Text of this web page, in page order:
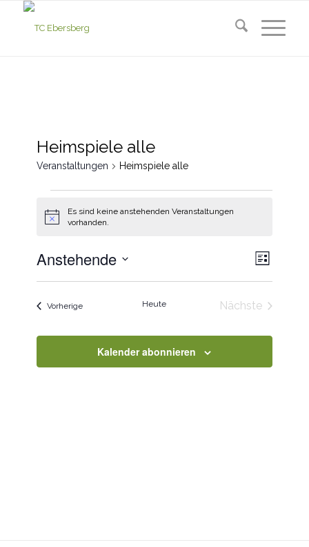
Heimspiele alle
Veranstaltungen Heimspiele alle
Hinweis
Es sind keine anstehenden Veranstaltungen
vorhanden.
Liste
Anstehende
VorherigeVeranstaltungenHeute
Nächste
Kalender abonnieren